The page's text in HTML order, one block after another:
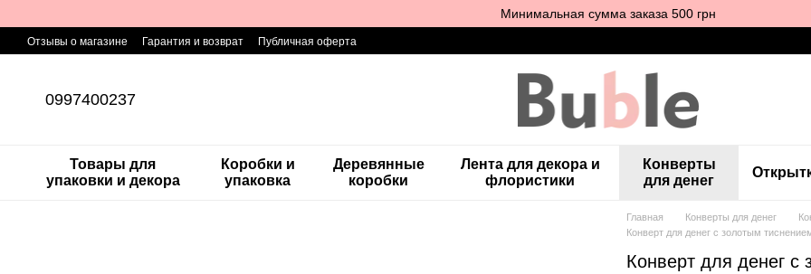
Минимальная сумма заказа 500 грн
Отзывы о магазине Гарантия и возврат Публичная оферта
0997400237
Товары для
упаковки и декора
Коробки и
упаковка
Деревянные
коробки
Лента для декора и
флористики
Конверты
для денег
Главная Конверты для денег
Конверт для денег с золотым
Конверт для денег